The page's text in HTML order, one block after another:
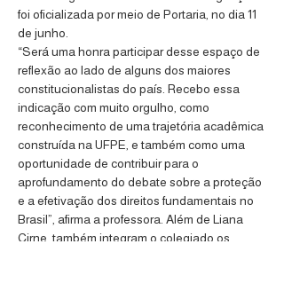
foi oficializada por meio de Portaria, no dia 11
de junho.
“Será uma honra participar desse espaço de
reflexão ao lado de alguns dos maiores
constitucionalistas do país. Recebo essa
indicação com muito orgulho, como
reconhecimento de uma trajetória acadêmica
construída na UFPE, e também como uma
oportunidade de contribuir para o
aprofundamento do debate sobre a proteção
e a efetivação dos direitos fundamentais no
Brasil”, afirma a professora. Além de Liana
Cirne, também integram o colegiado os